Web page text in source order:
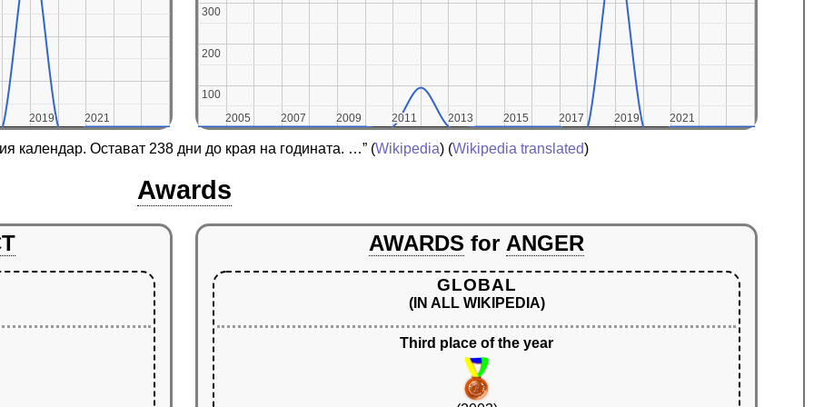
2019
2019 2021
2021 2005
2005 2007
2007 2009
2009 2011
2011 2013
2013 2015
2015 2017
2017 2019
2019 2021
2021
100
100
200
200
300
300
календар. Остават 238 дни до края на годината. …” (Wikipedia) (Wikipedia translated)
Awards
AWARDS for ANGER
GLOBAL
(IN ALL WIKIPEDIA)
Third place of the year